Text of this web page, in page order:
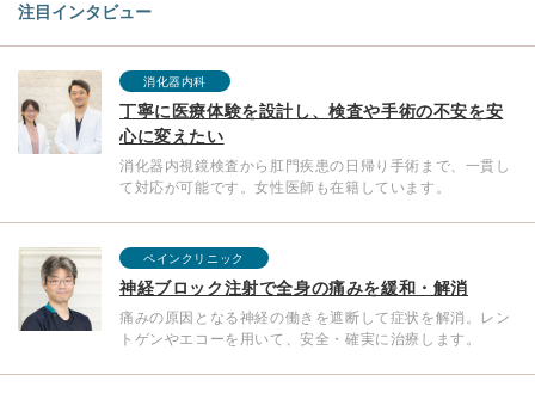
注目インタビュー
消化器内科
丁寧に医療体験を設計し、検査や手術の不安を安
心に変えたい
消化器内視鏡検査から肛門疾患の日帰り手術まで、一貫し
て対応が可能です。女性医師も在籍しています。
ペインクリニック
神経ブロック注射で全身の痛みを緩和・解消
痛みの原因となる神経の働きを遮断して症状を解消。レン
トゲンやエコーを用いて、安全・確実に治療します。